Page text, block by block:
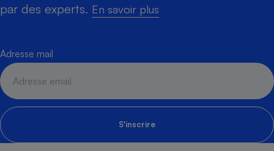
par des experts. En savoir plus
Adresse mail
S'inscrire